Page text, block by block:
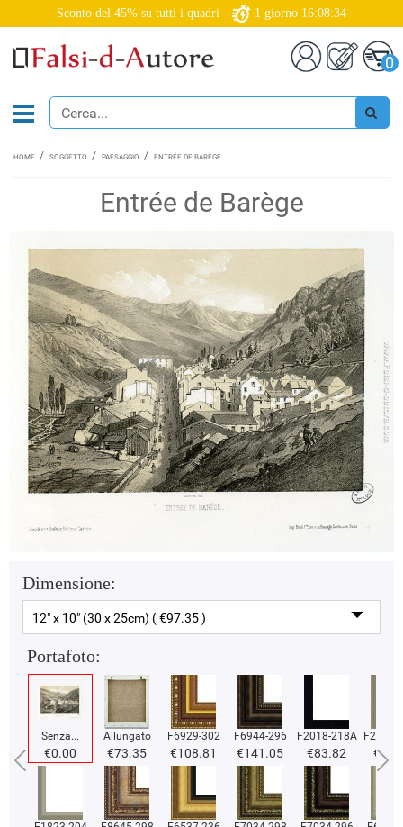
Sconto del 45% su tutti i quadri 1 giorno 16:08:33
0
HOME SOGGETTO PAESAGGIO ENTRÉE DE BARÈGE
Entrée de Barège
Dimensione:
12" x 10" (30 x 25cm) ( €97.35 )
Portafoto:
Senza...
€0.00
Allungato
€73.35
F6929-302
€108.81
F6944-296
€141.05
F2018-218A
€83.82
F2018-